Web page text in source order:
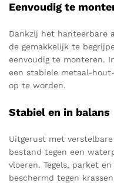
Eenvoudig te
Dankzij het hanteerbare
de gemakkelijk te
eenvoudig te monteren.
een stabiele metaal-
op te worden.
Stabiel en in balans
Uitgerust met
bestand tegen een
vloeren. Tegels, parket
beschermd tegen